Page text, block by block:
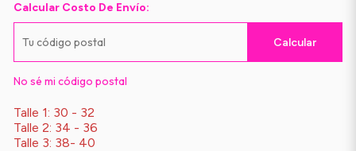
Calcular Costo De Envío:
Calcular
No sé mi código postal
Talle 1: 30 - 32
Talle 2: 34 - 36
Talle 3: 38- 40